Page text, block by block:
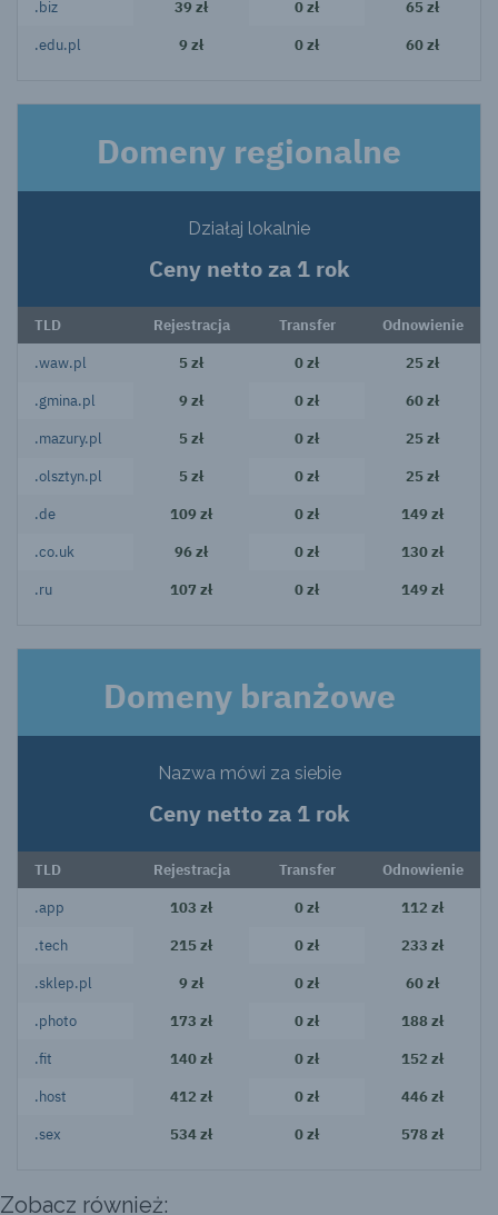
.biz 39 zł 0 zł 65 zł
.edu.pl 9 zł 0 zł 60 zł
Domeny regionalne
Działaj lokalnie
Ceny netto za 1 rok
TLD Rejestracja Transfer Odnowienie
.waw.pl 5 zł 0 zł 25 zł
.gmina.pl 9 zł 0 zł 60 zł
.mazury.pl 5 zł 0 zł 25 zł
.olsztyn.pl 5 zł 0 zł 25 zł
.de 109 zł 0 zł 149 zł
.co.uk 96 zł 0 zł 130 zł
.ru 107 zł 0 zł 149 zł
Domeny branżowe
Nazwa mówi za siebie
Ceny netto za 1 rok
TLD Rejestracja Transfer Odnowienie
.app 103 zł 0 zł 112 zł
.tech 215 zł 0 zł 233 zł
.sklep.pl 9 zł 0 zł 60 zł
.photo 173 zł 0 zł 188 zł
.fit 140 zł 0 zł 152 zł
.host 412 zł 0 zł 446 zł
.sex 534 zł 0 zł 578 zł
Zobacz również: